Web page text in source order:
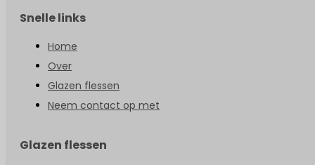
Snelle links
Home
Over
Glazen flessen
Neem contact op met
Glazen flessen